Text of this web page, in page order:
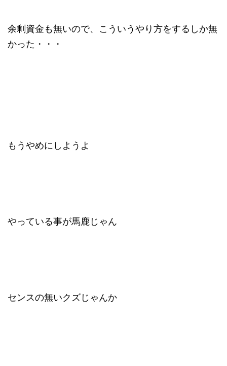
余剰資金も無いので、こういうやり方をするしか無
かった・・・
もうやめにしようよ
やっている事が馬鹿じゃん
センスの無いクズじゃんか